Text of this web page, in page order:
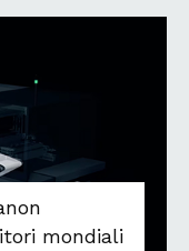
mondiali